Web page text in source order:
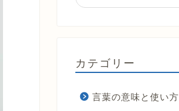
カテゴリー
言葉の意味と使い方